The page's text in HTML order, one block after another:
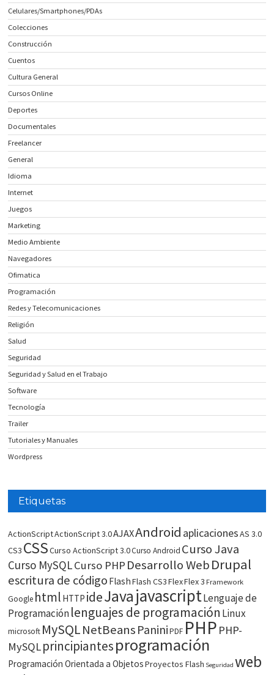
Celulares/Smartphones/PDAs
Colecciones
Construcción
Cuentos
Cultura General
Cursos Online
Deportes
Documentales
Freelancer
General
Idioma
Internet
Juegos
Marketing
Medio Ambiente
Navegadores
Ofimatica
Programación
Redes y Telecomunicaciones
Religión
Salud
Seguridad
Seguridad y Salud en el Trabajo
Software
Tecnología
Trailer
Tutoriales y Manuales
Wordpress
Etiquetas
ActionScriptActionScript 3.0AJAXAndroid aplicacionesAS 3.0
CS3 CSSCurso ActionScript 3.0Curso Android Curso Java
Curso MySQLCurso PHP Desarrollo WebDrupal
escritura de código FlashFlash CS3FlexFlex 3 Framework
Google html HTTP ideJavajavascriptLenguaje de
Programaciónlenguajes de programación Linux
microsoft MySQLNetBeans Panini PDF PHP PHP-
MySQLprincipiantesprogramación
Programación Orientada a ObjetosProyectos Flash Seguridad web